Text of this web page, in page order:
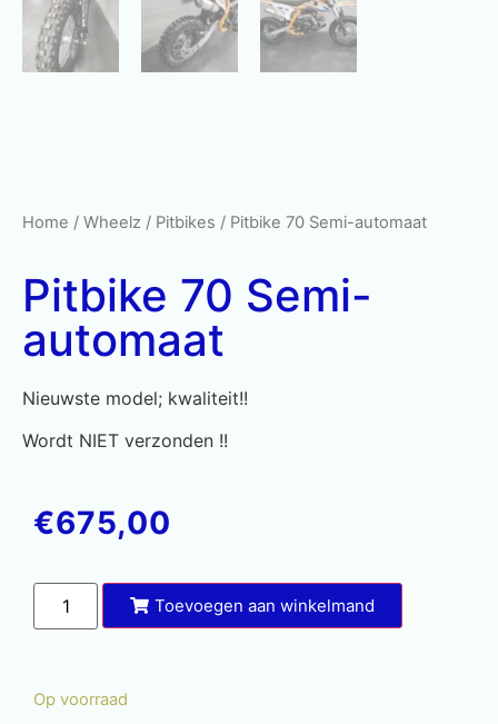
Home / Wheelz / Pitbikes / Pitbike 70 Semi-automaat
Pitbike 70 Semi-
automaat
Nieuwste model; kwaliteit!!
Wordt NIET verzonden !!
€675,00
Toevoegen aan winkelmand
Op voorraad